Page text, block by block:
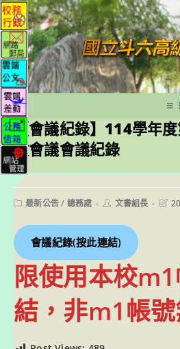
跳
轉
至
主
要
內
容
【會議紀錄】114學年
政會議會議紀錄
Post最新公告/ 總務處
Post文書組長
Post
會議紀錄(按此連結)
限使用本校
結，非m1帳